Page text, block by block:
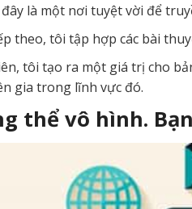
là một nơi tuyệt vời để
theo, tôi tập hợp các bài
tôi tạo ra một giá trị cho
gia trong lĩnh vực đó.
thể vô hình.